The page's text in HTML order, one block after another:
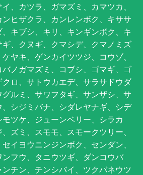
、カツラ、ガマズミ、カマツカ、
ヒザクラ、カンレンボク、キササ
キブシ、キリ、キンギンボク、キ
、クヌギ、クマシデ、クマノミズ
ヤキ、ゲンカイツツジ、コウゾ、
ノガマズミ、コブシ、ゴマギ、ゴ
ロ、サトウカエデ、サラサドウダ
ルミ、サワフタギ、サンザシ、サ
シジミバナ、シダレヤナギ、シデ
ツケ、ジューンベリー、シラカ
ズミ、スモモ、スモークツリー、
イヨウニンジンボク、センダン、
フウ、タニウツギ、ダンコウバ
チン、チンシバイ、ツクバネウツ